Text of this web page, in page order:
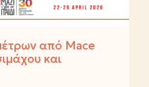
από Mace
και